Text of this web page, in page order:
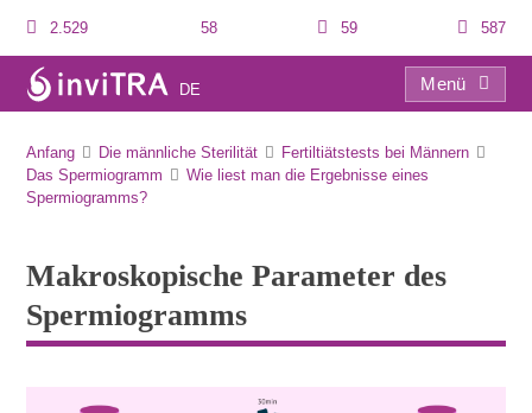
2.529 58 59 587
DE
Menü
Anfang Die männliche Sterilität
Fertiltiätstests bei Männern
Das Spermiogramm
Wie liest man die Ergebnisse eines
Spermiogramms?
Makroskopische Parameter des
Spermiogramms